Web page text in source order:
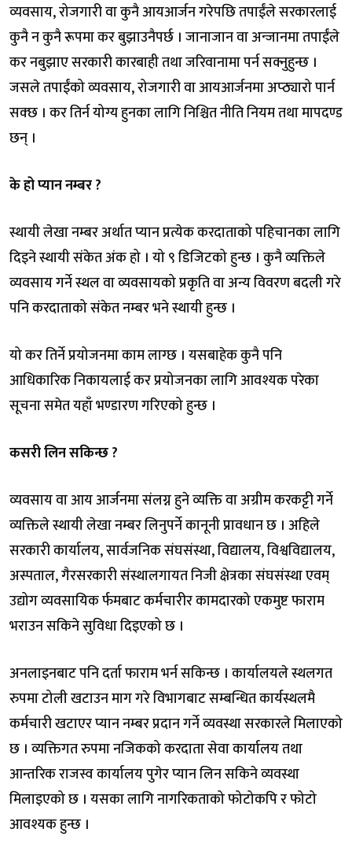
व्यवसाय, रोजगारी वा कुनै आयआर्जन गरेपछि तपाईंले सरकारलाई
कुनै न कुनै रूपमा कर बुझाउनैपर्छ । जानाजान वा अन्जानमा तपाईंले
कर नबुझाए सरकारी कारबाही तथा जरिवानामा पर्न सक्नुहुन्छ ।
जसले तपाईंको व्यवसाय, रोजगारी वा आयआर्जनमा अप्ठ्यारो पार्न
सक्छ । कर तिर्न योग्य हुनका लागि निश्चित नीति नियम तथा मापदण्ड
छन् ।
के हो प्यान नम्बर ?
स्थायी लेखा नम्बर अर्थात प्यान प्रत्येक करदाताको पहिचानका लागि
दिइने स्थायी संकेत अंक हो । यो ९ डिजिटको हुन्छ । कुनै व्यक्तिले
व्यवसाय गर्ने स्थल वा व्यवसायको प्रकृति वा अन्य विवरण बदली गरे
पनि करदाताको संकेत नम्बर भने स्थायी हुन्छ ।
यो कर तिर्ने प्रयोजनमा काम लाग्छ । यसबाहेक कुनै पनि
आधिकारिक निकायलाई कर प्रयोजनका लागि आवश्यक परेका
सूचना समेत यहाँ भण्डारण गरिएको हुन्छ ।
कसरी लिन सकिन्छ ?
व्यवसाय वा आय आर्जनमा संलग्न हुने व्यक्ति वा अग्रीम करकट्टी गर्ने
व्यक्तिले स्थायी लेखा नम्बर लिनुपर्ने कानूनी प्रावधान छ । अहिले
सरकारी कार्यालय, सार्वजनिक संघसंस्था, विद्यालय, विश्वविद्यालय,
अस्पताल, गैरसरकारी संस्थालगायत निजी क्षेत्रका संघसंस्था एवम्
उद्योग व्यवसायिक र्फमबाट कर्मचारीर कामदारको एकमुष्ट फाराम
भराउन सकिने सुविधा दिइएको छ ।
अनलाइनबाट पनि दर्ता फाराम भर्न सकिन्छ । कार्यालयले स्थलगत
रुपमा टोली खटाउन माग गरे विभागबाट सम्बन्धित कार्यस्थलमै
कर्मचारी खटाएर प्यान नम्बर प्रदान गर्ने व्यवस्था सरकारले मिलाएको
छ । व्यक्तिगत रुपमा नजिकको करदाता सेवा कार्यालय तथा
आन्तरिक राजस्व कार्यालय पुगेर प्यान लिन सकिने व्यवस्था
मिलाइएको छ । यसका लागि नागरिकताको फोटोकपि र फोटो
आवश्यक हुन्छ ।